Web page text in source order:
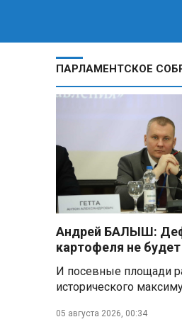
ПАРЛАМЕНТСКОЕ
Андрей БАЛЫШ:
картофеля не будет
И посевные площади
исторического
05 августа 2026, 00:34